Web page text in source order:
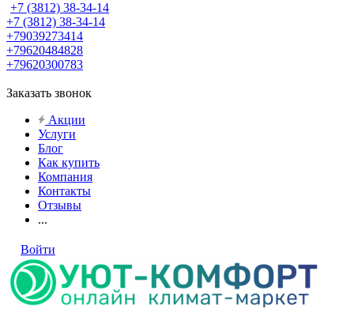
+7 (3812) 38-34-14
+7 (3812) 38-34-14
+79039273414
+79620484828
+79620300783
Заказать звонок
Акции
Услуги
Блог
Как купить
Компания
Контакты
Отзывы
...
Войти